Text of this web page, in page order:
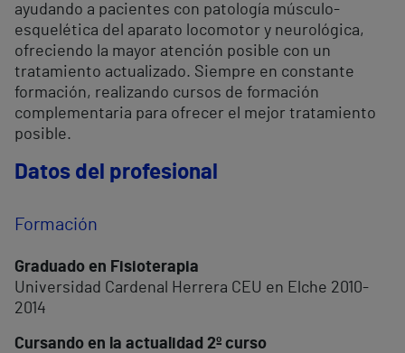
ayudando a pacientes con patología músculo-
esquelética del aparato locomotor y neurológica,
ofreciendo la mayor atención posible con un
tratamiento actualizado. Siempre en constante
formación, realizando cursos de formación
complementaria para ofrecer el mejor tratamiento
posible.
Datos del profesional
Formación
Graduado en Fisioterapia
Universidad Cardenal Herrera CEU en Elche 2010-
2014
Cursando en la actualidad 2º curso